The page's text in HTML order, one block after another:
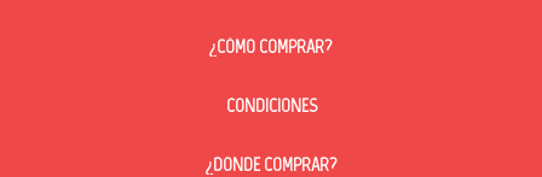
¿CÓMO COMPRAR?
CONDICIONES
¿DONDE COMPRAR?